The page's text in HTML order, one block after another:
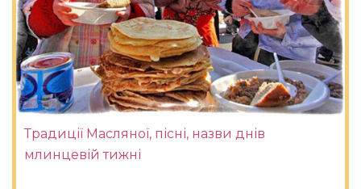
Традиції Масляної, пісні, назви днів
млинцевій тижні